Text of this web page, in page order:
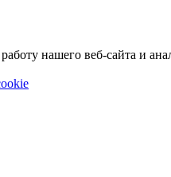
нашего веб-сайта и